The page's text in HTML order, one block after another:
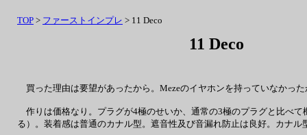
買った理由は要望があったから。Mezeのイヤホンを持っていなかった
作りは価格なり。プラグが4極のせいか、通常の3極のプラグと比べ
る）。装着感は普通のカナル型。遮音性及び音漏れ防止は良好。カナル
11 Deco
TOP > ファーストインプレ > 11 Deco